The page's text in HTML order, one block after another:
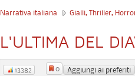
Narrativa italiana Gialli, Thriller,
L'ULTIMA DEL
13382 0 Aggiungi ai preferiti